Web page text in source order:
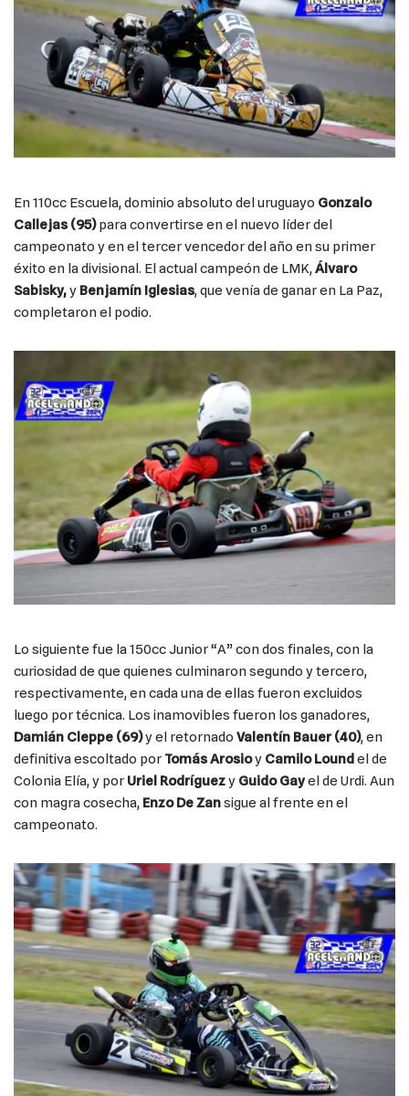
En 110cc Escuela, dominio absoluto del uruguayo Gonzalo
Callejas (95)para convertirse en el nuevo líder del
campeonato y en el tercer vencedor del año en su primer
éxito en la divisional. El actual campeón de LMK,Álvaro
Sabisky,y Benjamín Iglesias, que venía de ganar en La Paz,
completaron el podio.
Lo siguiente fue la 150cc Junior “A” con dos finales, con la
curiosidad de que quienes culminaron segundo y tercero,
respectivamente, en cada una de ellas fueron excluidos
luego por técnica. Los inamovibles fueron los ganadores,
Damián Cleppe (69)y el retornado Valentín Bauer (40), en
definitiva escoltado por Tomás Arosioy Camilo Loundel de
Colonia Elía, y por Uriel Rodríguezy Guido Gayel de Urdi. Aun
con magra cosecha, Enzo De Zansigue al frente en el
campeonato.